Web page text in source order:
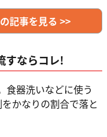
記事を見る >>
すならコレ!
食器洗いなどに使う
かなりの割合で落と